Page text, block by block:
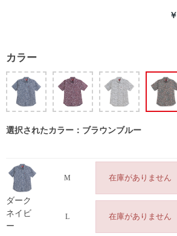
￥
カラー
選択されたカラー：ブラウンブルー
ダーク
ネイビ
ー
M 在庫がありません
L 在庫がありません